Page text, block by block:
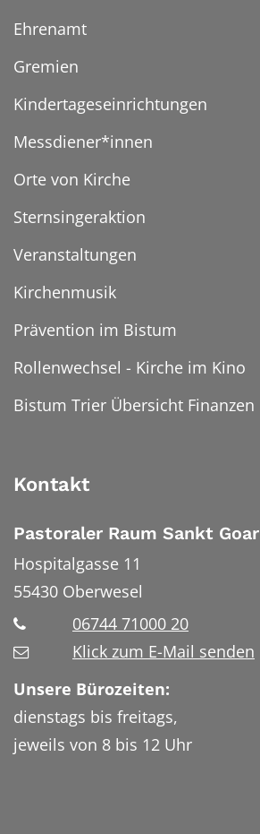
Ehrenamt
Gremien
Kindertageseinrichtungen
Messdiener*innen
Orte von Kirche
Sternsingeraktion
Veranstaltungen
Kirchenmusik
Prävention im Bistum
Rollenwechsel - Kirche im Kino
Bistum Trier Übersicht Finanzen
Kontakt
Pastoraler Raum Sankt Goar
Hospitalgasse 11
55430 Oberwesel
06744 71000 20
Klick zum E-Mail senden
Unsere Bürozeiten:
dienstags bis freitags,
jeweils von 8 bis 12 Uhr